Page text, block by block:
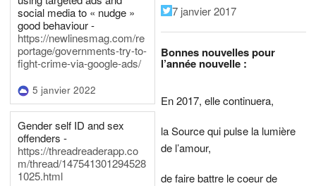
social media to « nudge »
good behaviour -
https://newlinesmag.com/re
portage/governments-try-to-
fight-crime-via-google-ads/
5 janvier 2022
Gender self ID and sex
offenders -
https://threadreaderapp.co
m/thread/147541301294528
1025.html
7 janvier 2017
Bonnes nouvelles pour
l’année nouvelle :
En 2017, elle continuera,
la Source qui pulse la lumière
de l’amour,
de faire battre le coeur de